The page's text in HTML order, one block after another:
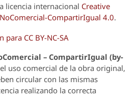
licencia internacional Creative
CompartirIgual 4.0.
– CompartirIgual (by-
uso comercial de la obra original,
circular con las mismas
realizando la correcta